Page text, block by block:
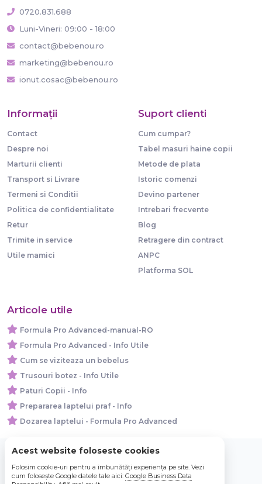
0720.831.688
Luni-Vineri: 09:00 - 18:00
contact@bebenou.ro
marketing@bebenou.ro
ionut.cosac@bebenou.ro
Informaţii
Contact
Despre noi
Marturii clienti
Transport si Livrare
Termeni si Conditii
Politica de confidentialitate
Retur
Trimite in service
Utile mamici
Suport clienti
Cum cumpar?
Tabel masuri haine copii
Metode de plata
Istoric comenzi
Devino partener
Intrebari frecvente
Blog
Retragere din contract
ANPC
Platforma SOL
Articole utile
Formula Pro Advanced-manual-RO
Formula Pro Advanced - Info Utile
Cum se viziteaza un bebelus
Trusouri botez - Info Utile
Paturi Copii - Info
Prepararea laptelui praf - Info
Dozarea laptelui - Formula Pro Advanced
© 2026 Bebe Nou Online Store SRL
Acest website foloseste cookies
Folosim cookie-uri pentru a îmbunătăți experiența pe site. Vezi
cum folosește Google datele tale aici: Google Business Data